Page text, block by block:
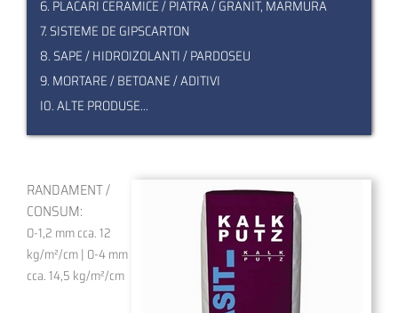
6. PLACARI CERAMICE / PIATRA / GRANIT, MARMURA
7. SISTEME DE GIPSCARTON
8. SAPE / HIDROIZOLANTI / PARDOSEU
9. MORTARE / BETOANE / ADITIVI
I0. ALTE PRODUSE...
RANDAMENT /
CONSUM:
0-1,2 mm cca. 12
kg/m²/cm | 0-4 mm
cca. 14,5 kg/m²/cm